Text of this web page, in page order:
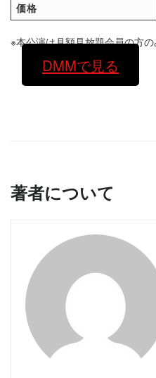
価格
※本公演は月額見放題会員の方の
DMMで見る
著者について